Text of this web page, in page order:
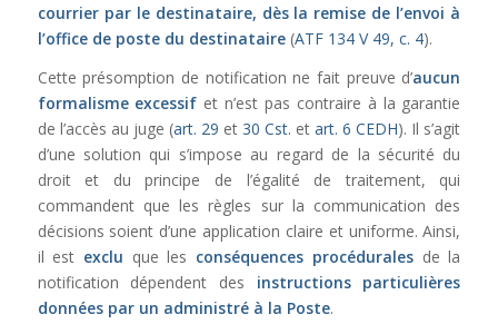
courrier par le destinataire, dès la remise de l’envoi à
l’office de poste du destinataire(ATF 134 V 49, c. 4).
Cette présomption de notification ne fait preuve d’aucun
formalisme excessif et n’est pas contraire à la garantie
de l’accès au juge (art. 29 et 30 Cst. etart. 6 CEDH). Il s’agit
d’une solution qui s’impose au regard de la sécurité du
droit et du principe de l’égalité de traitement, qui
commandent que les règles sur la communication des
décisions soient d’une application claire et uniforme. Ainsi,
il est exclu que les conséquences procéduralesde la
notification dépendent des instructions particulières
données par un administré à la Poste.